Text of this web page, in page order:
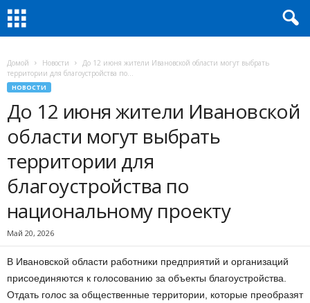
Домой Новости
До 12 июня жители Ивановской области могут выбрать
территории для благоустройства по...
НОВОСТИ
До 12 июня жители Ивановской
области могут выбрать
территории для
благоустройства по
национальному проекту
Май 20, 2026
В Ивановской области работники предприятий и организаций
присоединяются к голосованию за объекты благоустройства.
Отдать голос за общественные территории, которые преобразят